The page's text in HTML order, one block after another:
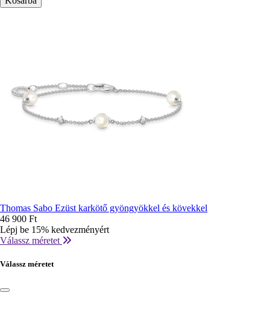
Thomas Sabo Ezüst karkötő gyöngyökkel és kövekkel
46 900 Ft
Lépj be 15% kedvezményért
Válassz méretet
Válassz méretet